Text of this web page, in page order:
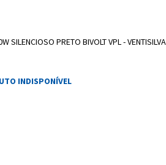
SILENCIOSO PRETO BIVOLT VPL - VENTISILVA
INDISPONÍVEL